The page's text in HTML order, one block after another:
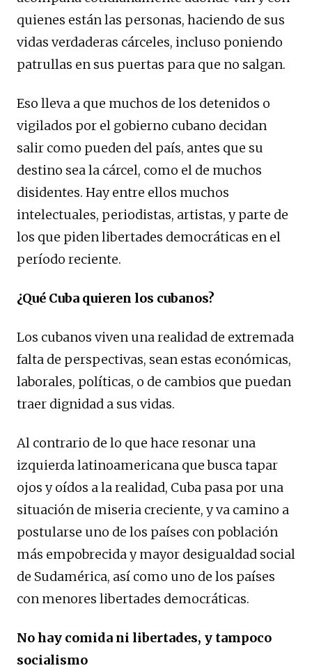
quienes están las personas, haciendo de sus
vidas verdaderas cárceles, incluso poniendo
patrullas en sus puertas para que no salgan.
Eso lleva a que muchos de los detenidos o
vigilados por el gobierno cubano decidan
salir como pueden del país, antes que su
destino sea la cárcel, como el de muchos
disidentes. Hay entre ellos muchos
intelectuales, periodistas, artistas, y parte de
los que piden libertades democráticas en el
período reciente.
¿Qué Cuba quieren los cubanos?
Los cubanos viven una realidad de extremada
falta de perspectivas, sean estas económicas,
laborales, políticas, o de cambios que puedan
traer dignidad a sus vidas.
Al contrario de lo que hace resonar una
izquierda latinoamericana que busca tapar
ojos y oídos a la realidad, Cuba pasa por una
situación de miseria creciente, y va camino a
postularse uno de los países con población
más empobrecida y mayor desigualdad social
de Sudamérica, así como uno de los países
con menores libertades democráticas.
No hay comida ni libertades, y tampoco
socialismo